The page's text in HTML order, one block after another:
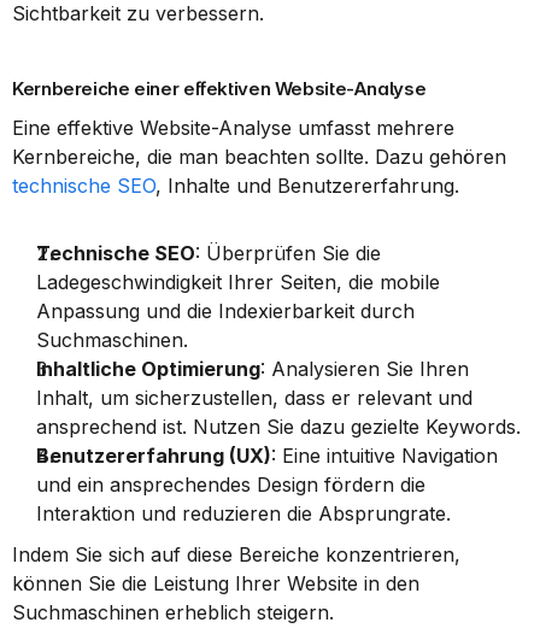
Sichtbarkeit zu verbessern.
Kernbereiche einer effektiven Website-Analyse
Eine effektive Website-Analyse umfasst mehrere
technische SEO, Inhalte und Benutzererfahrung.
Technische SEO: Überprüfen Sie die
Ladegeschwindigkeit Ihrer Seiten, die mobile
Anpassung und die Indexierbarkeit durch
Suchmaschinen.
Inhaltliche Optimierung: Analysieren Sie Ihren
Inhalt, um sicherzustellen, dass er relevant und
ansprechend ist. Nutzen Sie dazu gezielte Keywords.
Benutzererfahrung (UX): Eine intuitive Navigation
und ein ansprechendes Design fördern die
Interaktion und reduzieren die Absprungrate.
Indem Sie sich auf diese Bereiche konzentrieren,
können Sie die Leistung Ihrer Website in den
Suchmaschinen erheblich steigern.